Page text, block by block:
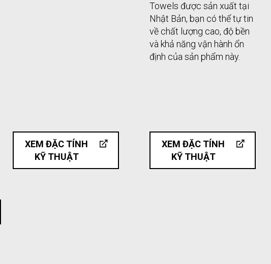
XEM ĐẶC TÍNH
KỸ THUẬT
Towels được sản xuất tại
Nhật Bản, bạn có thể tự tin
về chất lượng cao, độ bền
và khả năng vận hành ổn
định của sản phẩm này.
XEM ĐẶC TÍNH
KỸ THUẬT